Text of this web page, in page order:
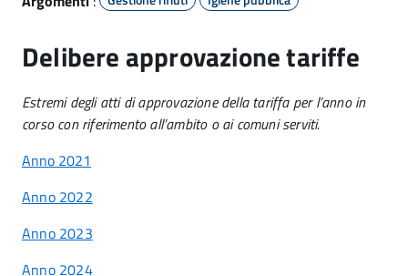
Delibere approvazione tariffe
Estremi degli atti di approvazione della tariffa per l’anno in
corso con riferimento all’ambito o ai comuni serviti.
Anno 2021
Anno 2022
Anno 2023
Anno 2024